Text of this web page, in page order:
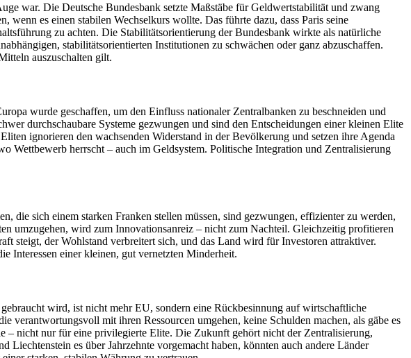
war. Die Deutsche Bundesbank setzte Maßstäbe für Geldwertstabilität und zwang
es einen stabilen Wechselkurs wollte. Das führte dazu, dass Paris seine
zu achten. Die Stabilitätsorientierung der Bundesbank wirkte als natürliche
stabilitätsorientierten Institutionen zu schwächen oder ganz abzuschaffen.
auszuschalten gilt.
wurde geschaffen, um den Einfluss nationaler Zentralbanken zu beschneiden und
durchschaubare Systeme gezwungen und sind den Entscheidungen einer kleinen Elite
ignorieren den wachsenden Widerstand in der Bevölkerung und setzen ihre Agenda
Wettbewerb herrscht – auch im Geldsystem. Politische Integration und Zentralisierung
die sich einem starken Franken stellen müssen, sind gezwungen, effizienter zu werden,
umzugehen, wird zum Innovationsanreiz – nicht zum Nachteil. Gleichzeitig profitieren
steigt, der Wohlstand verbreitert sich, und das Land wird für Investoren attraktiver.
Interessen einer kleinen, gut vernetzten Minderheit.
wird, ist nicht mehr EU, sondern eine Rückbesinnung auf wirtschaftliche
verantwortungsvoll mit ihren Ressourcen umgehen, keine Schulden machen, als gäbe es
nicht nur für eine privilegierte Elite. Die Zukunft gehört nicht der Zentralisierung,
es über Jahrzehnte vorgemacht haben, könnten auch andere Länder